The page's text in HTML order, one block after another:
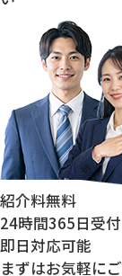
紹介料無料
24時間365日受付
即日対応可能
まずはお気軽に